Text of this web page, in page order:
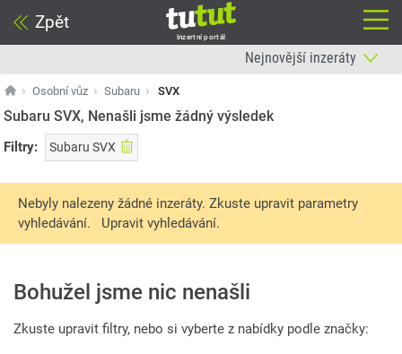
Zpět
Inzertní portál
Osobní vůz Subaru SVX
Subaru SVX, Nenašli jsme žádný výsledek
Filtry: Subaru SVX
Nebyly nalezeny žádné inzeráty. Zkuste upravit parametry
vyhledávání.
Upravit vyhledávání.
Bohužel jsme nic nenašli
Zkuste upravit filtry, nebo si vyberte z nabídky podle značky: